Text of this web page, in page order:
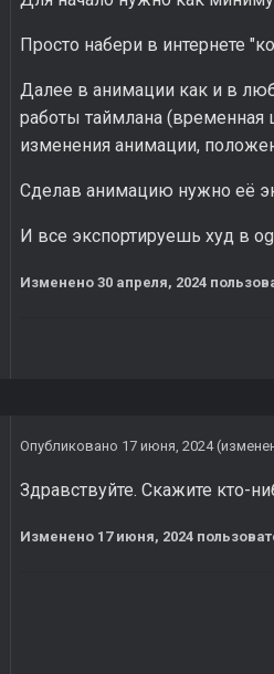
Просто набери в интернете
Далее в анимации как и в
работы таймлана
изменения анимации,
Сделав анимацию нужно её
И все экспортируешь худ в
Изменено 30 апреля, 2024
Опубликовано 17 июня, 2024
Здравствуйте. Скажите кто-
Изменено 17 июня, 2024